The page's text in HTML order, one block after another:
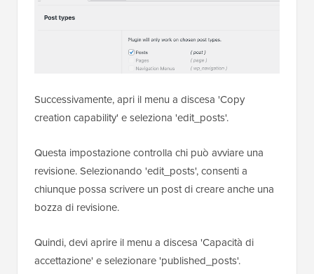
Successivamente, apri il menu a discesa 'Copy
creation capability' e seleziona 'edit_posts'.
Questa impostazione controlla chi può avviare una
revisione. Selezionando 'edit_posts', consenti a
chiunque possa scrivere un post di creare anche una
bozza di revisione.
Quindi, devi aprire il menu a discesa 'Capacità di
accettazione' e selezionare 'published_posts'.